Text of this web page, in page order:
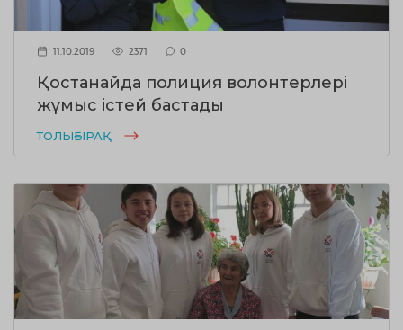
11.10.2019 2371 0
Қостанайда полиция волонтерлері
жұмыс істей бастады
ТОЛЫҒЫРАҚ